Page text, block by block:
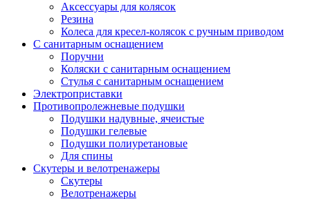
Аксессуары для колясок
Резина
Колеса для кресел-колясок с ручным приводом
С санитарным оснащением
Поручни
Коляски с санитарным оснащением
Стулья с санитарным оснащением
Электроприставки
Противопролежневые подушки
Подушки надувные, ячеистые
Подушки гелевые
Подушки полиуретановые
Для спины
Скутеры и велотренажеры
Скутеры
Велотренажеры